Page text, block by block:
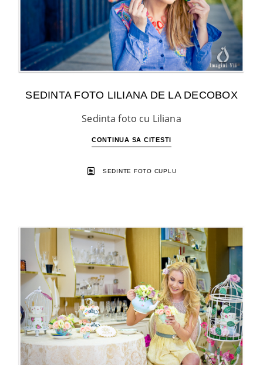
SEDINTA FOTO LILIANA DE LA DECOBOX
Sedinta foto cu Liliana
CONTINUA SA CITESTI
SEDINTE FOTO CUPLU